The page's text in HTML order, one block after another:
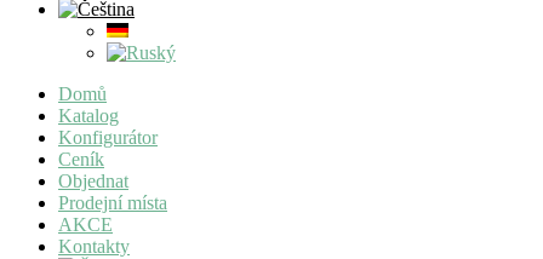
Domů
Katalog
Konfigurátor
Ceník
Objednat
Prodejní místa
AKCE
Kontakty